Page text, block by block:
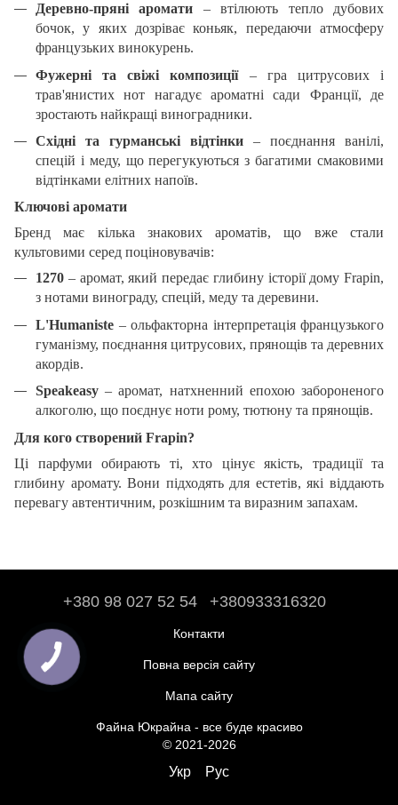
Деревно-пряні аромати – втілюють тепло дубових
бочок, у яких дозріває коньяк, передаючи атмосферу
французьких винокурень.
Фужерні та свіжі композиції– гра цитрусових і
трав'янистих нот нагадує ароматні сади Франції, де
зростають найкращі виноградники.
Східні та гурманські відтінки – поєднання ванілі,
спецій і меду, що перегукуються з багатими смаковими
відтінками елітних напоїв.
Ключові аромати
Бренд має кілька знакових ароматів, що вже стали
культовими серед поціновувачів:
1270 – аромат, який передає глибину історії дому Frapin,
з нотами винограду, спецій, меду та деревини.
L'Humaniste – ольфакторна інтерпретація французького
гуманізму, поєднання цитрусових, прянощів та деревних
акордів.
Speakeasy – аромат, натхненний епохою забороненого
алкоголю, що поєднує ноти рому, тютюну та прянощів.
Для кого створений Frapin?
Ці парфуми обирають ті, хто цінує якість, традиції та
глибину аромату. Вони підходять для естетів, які віддають
перевагу автентичним, розкішним та виразним запахам.
+380 98 027 52 54 +380933316320
Контакти
Повна версія сайту
Мапа сайту
Файна Юкрайна - все буде красиво
© 2021-2026
Укр Рус